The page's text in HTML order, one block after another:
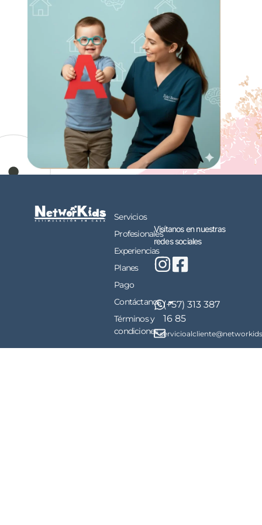
Servicios
Profesionales
Experiencias
Planes
Pago
Contáctanos
Términos y
condiciones
Visítanos en nuestras
redes sociales
(+57) 313 387
16 85